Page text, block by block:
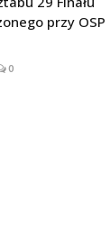
przy OSP
0